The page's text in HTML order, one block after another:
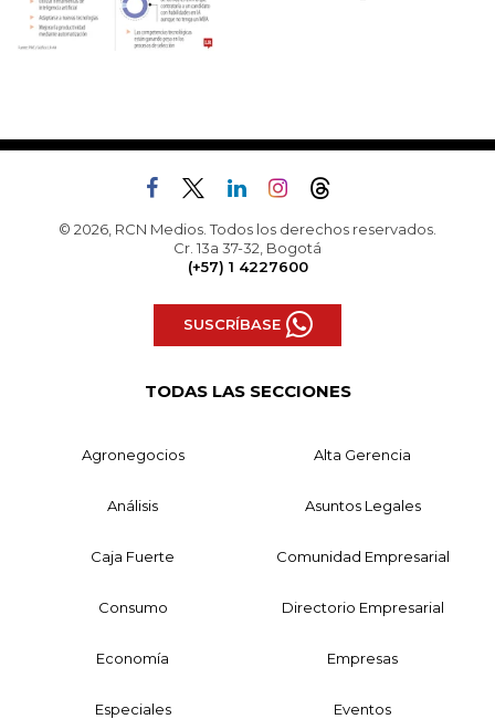
© 2026, RCN Medios. Todos los derechos reservados.
Cr. 13a 37-32, Bogotá
(+57) 1 4227600
SUSCRÍBASE
TODAS LAS SECCIONES
Agronegocios Alta Gerencia
Análisis Asuntos Legales
Caja Fuerte Comunidad Empresarial
Consumo Directorio Empresarial
Economía Empresas
Especiales Eventos